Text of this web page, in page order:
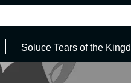
Soluce Tears of the